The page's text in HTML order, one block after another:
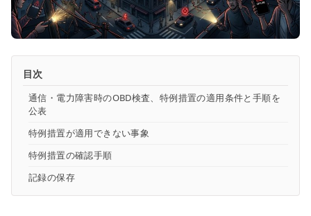
目次
通信・電力障害時のOBD検査、特例措置の適用条件と手順を
公表
特例措置が適用できない事象
特例措置の確認手順
記録の保存